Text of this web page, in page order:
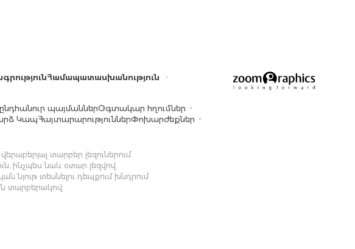
Համապատասխանություն
պայմաններՕգտակար հղումներ
ԿապՀայտարարություններՓոխարժեքներ
տարբեր լեզուներում
ինչպես նաև օտար լեզվով
նյութ տեսնելու դեպքում խնդրում
տարբերակով։